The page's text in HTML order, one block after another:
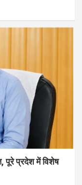
पूरे प्रदेश में विशेष